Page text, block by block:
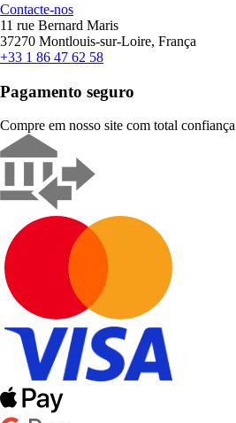
Contacte-nos
11 rue Bernard Maris
37270 Montlouis-sur-Loire, França
+33 1 86 47 62 58
Pagamento seguro
Compre em nosso site com total confiança